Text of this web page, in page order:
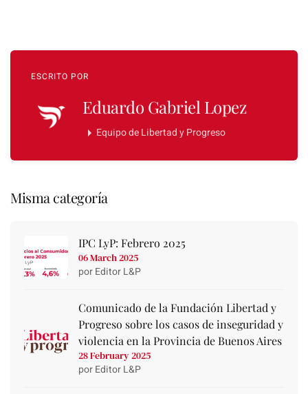
ESCRITO POR
Eduardo Gabriel Lopez
Equipo de Libertad y Progreso
Misma categoría
IPC LyP: Febrero 2025
06 March 2025
por Editor L&P
Comunicado de la Fundación Libertad y
Progreso sobre los casos de inseguridad y
violencia en la Provincia de Buenos Aires
28 February 2025
por Editor L&P